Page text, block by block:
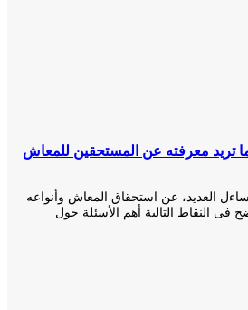
معرفته عن المستحقين للمعاش
عن استحقاق المعاش وأنواعه
النقاط التالية أهم الأسئلة حول